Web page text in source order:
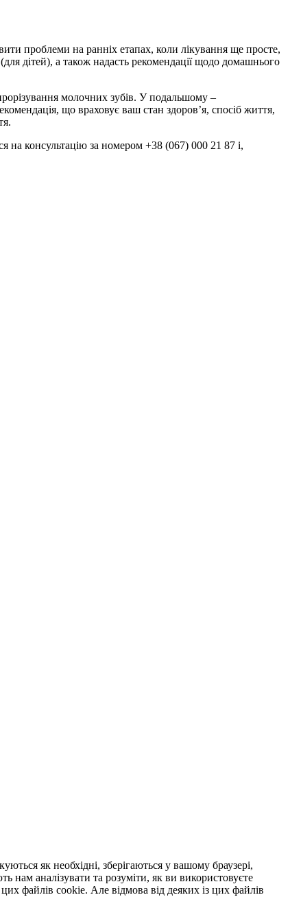
проблеми на ранніх етапах, коли лікування ще просте,
дітей), а також надасть рекомендації щодо домашнього
молочних зубів. У подальшому –
що враховує ваш стан здоров’я, спосіб життя,
на консультацію за номером +38 (067) 000 21 87 і,
як необхідні, зберігаються у вашому браузері,
нам аналізувати та розуміти, як ви використовуєте
файлів cookie. Але відмова від деяких із цих файлів